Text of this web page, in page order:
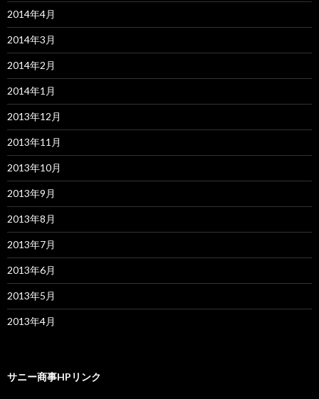
2014年4月
2014年3月
2014年2月
2014年1月
2013年12月
2013年11月
2013年10月
2013年9月
2013年8月
2013年7月
2013年6月
2013年5月
2013年4月
サニー商事HPリンク